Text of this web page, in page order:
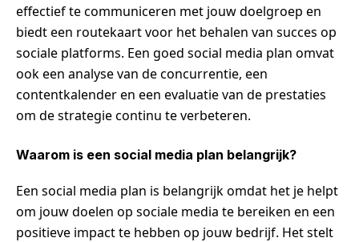
effectief te communiceren met jouw doelgroep en
biedt een routekaart voor het behalen van succes op
sociale platforms. Een goed social media plan omvat
ook een analyse van de concurrentie, een
contentkalender en een evaluatie van de prestaties
om de strategie continu te verbeteren.
Waarom is een social media plan belangrijk?
Een social media plan is belangrijk omdat het je helpt
om jouw doelen op sociale media te bereiken en een
positieve impact te hebben op jouw bedrijf. Het stelt